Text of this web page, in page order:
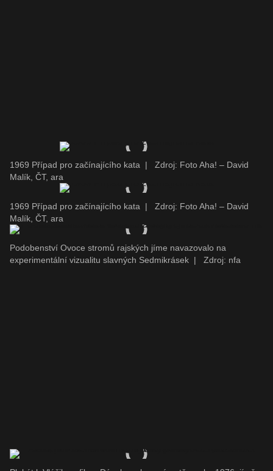
1969 Případ pro začínajícího kata |
Zdroj: Foto Aha! – David
Malík, ČT, ara
1969 Případ pro začínajícího kata |
Zdroj: Foto Aha! – David
Malík, ČT, ara
Podobenství Ovoce stromů rajských jíme navazovalo na
experimentální vizualitu slavných Sedmikrásek | Zdroj: nfa